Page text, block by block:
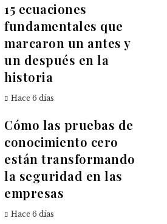
15 ecuaciones
fundamentales que
marcaron un antes y
un después en la
historia
Hace 6 días
Cómo las pruebas de
conocimiento cero
están transformando
la seguridad en las
empresas
Hace 6 días